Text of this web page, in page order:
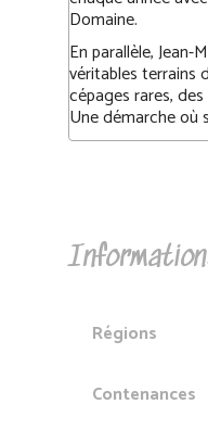
Domaine.
En parallèle, Jean-
véritables terrains
cépages rares,
Une démarche
Régions
Contenances